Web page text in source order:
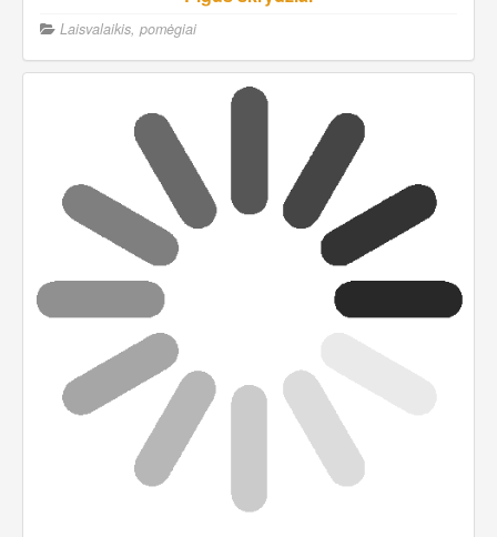
Laisvalaikis, pomėgiai